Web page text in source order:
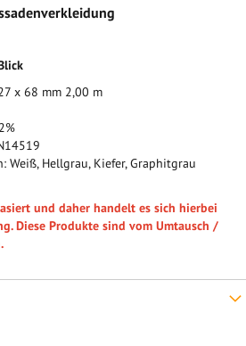
x 68 mm 2,00 m
Weiß, Hellgrau, Kiefer, Graphitgrau
und daher handelt es sich hierbei
Diese Produkte sind vom Umtausch /